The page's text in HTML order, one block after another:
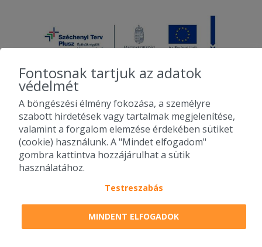
2010-2026 Copyright - Falatozz.hu - Diston-line Kft.
Pizza, gyros, hamburger, menük kedvező áron, egy helyen az összes
étterem ajánlata.
Fontosnak tartjuk az adatok
védelmét
A böngészési élmény fokozása, a személyre
szabott hirdetések vagy tartalmak megjelenítése,
valamint a forgalom elemzése érdekében sütiket
(cookie) használunk. A "Mindet elfogadom"
gombra kattintva hozzájárulhat a sütik
használatához.
Testreszabás
MINDENT ELFOGADOK